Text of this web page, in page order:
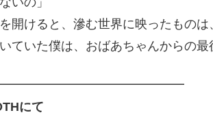
開けると、滲む世界に映ったもの
ていた僕は、おばあちゃんからの最
にて